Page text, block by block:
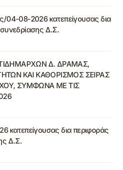
04-08-2026 κατεπείγουσας δια
Δ.Σ.
Δ. ΔΡΑΜΑΣ,
ΚΑΙ ΚΑΘΟΡΙΣΜΟΣ ΣΕΙΡΑΣ
ΣΥΜΦΩΝΑ ΜΕ ΤΙΣ
κατεπείγουσας δια περιφοράς
Δ.Σ.